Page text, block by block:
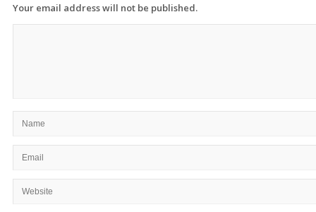
Your email address will not be published.